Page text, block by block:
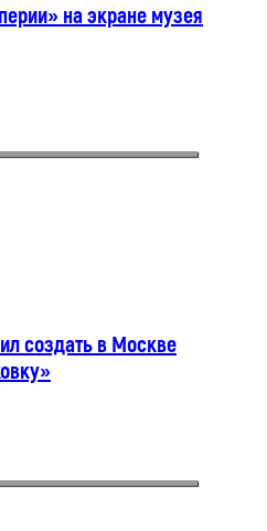
на экране музея
создать в Москве